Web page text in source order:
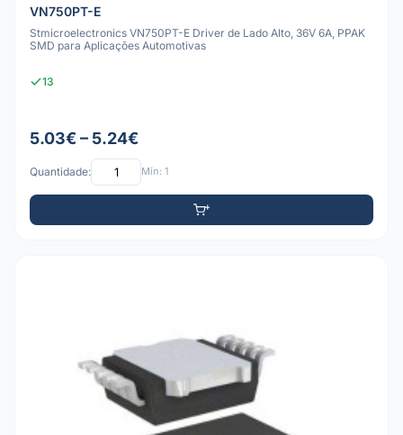
VN750PT-E
Stmicroelectronics VN750PT-E Driver de Lado Alto, 36V 6A, PPAK
SMD para Aplicações Automotivas
13
5.03€ – 5.24€
Quantidade: Mín: 1